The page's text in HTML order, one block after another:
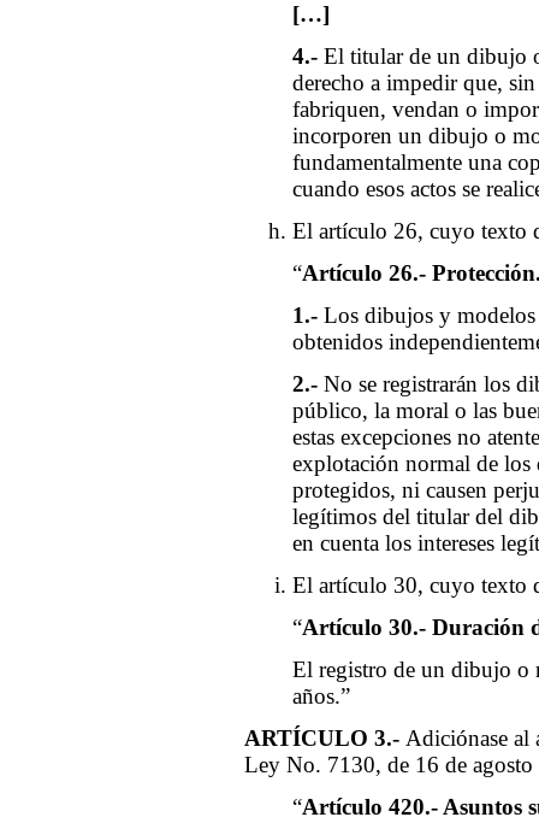
[…]
4.- El titular de un dibujo
derecho a impedir que,
fabriquen, vendan o
incorporen un dibujo o
fundamentalmente una
cuando esos actos se
El artículo 26, cuyo texto
“Artículo 26.-
1.- Los dibujos y
obtenidos
2.- No se registrarán los
público, la moral o las
estas excepciones no
explotación normal de
protegidos, ni causen
legítimos del titular del
en cuenta los intereses
El artículo 30, cuyo texto
“Artículo 30.- Duración
El registro de un dibujo o
años.”
ARTÍCULO 3.- Adiciónase al
Ley No. 7130, de 16 de
“Artículo 420.- Asuntos